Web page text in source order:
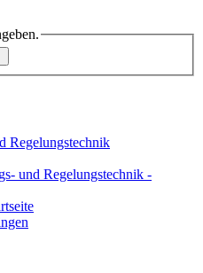
Regelungstechnik
und Regelungstechnik -